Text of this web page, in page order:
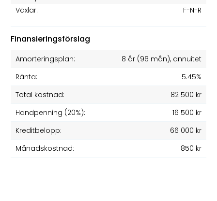
Växlar:
F-N-R
Finansieringsförslag
Amorteringsplan: 8 år(96 mån), annuitet
Ränta:
5.45%
Total kostnad:
82 500 kr
Handpenning (20%):
16 500 kr
Kreditbelopp:
66 000 kr
Månadskostnad:
850 kr